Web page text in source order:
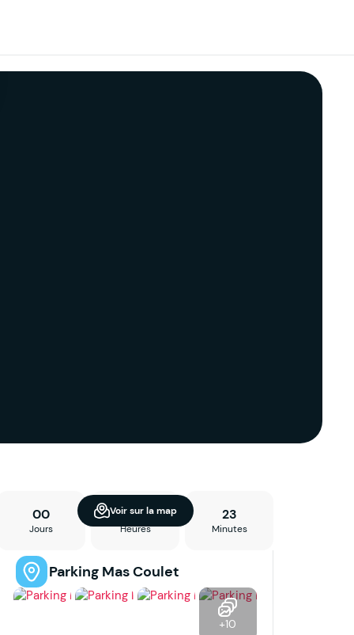
00
Jours
11
Heures
23
Minutes
Voir sur la map
Parking Mas Coulet
+10